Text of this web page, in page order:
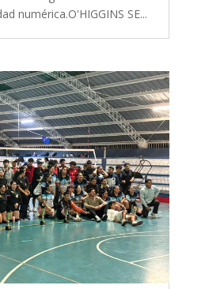
numérica.O'HIGGINS SE...